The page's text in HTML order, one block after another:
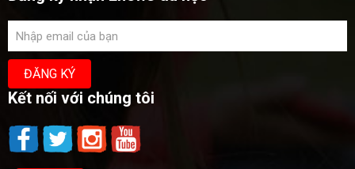
Kết nối với chúng tôi